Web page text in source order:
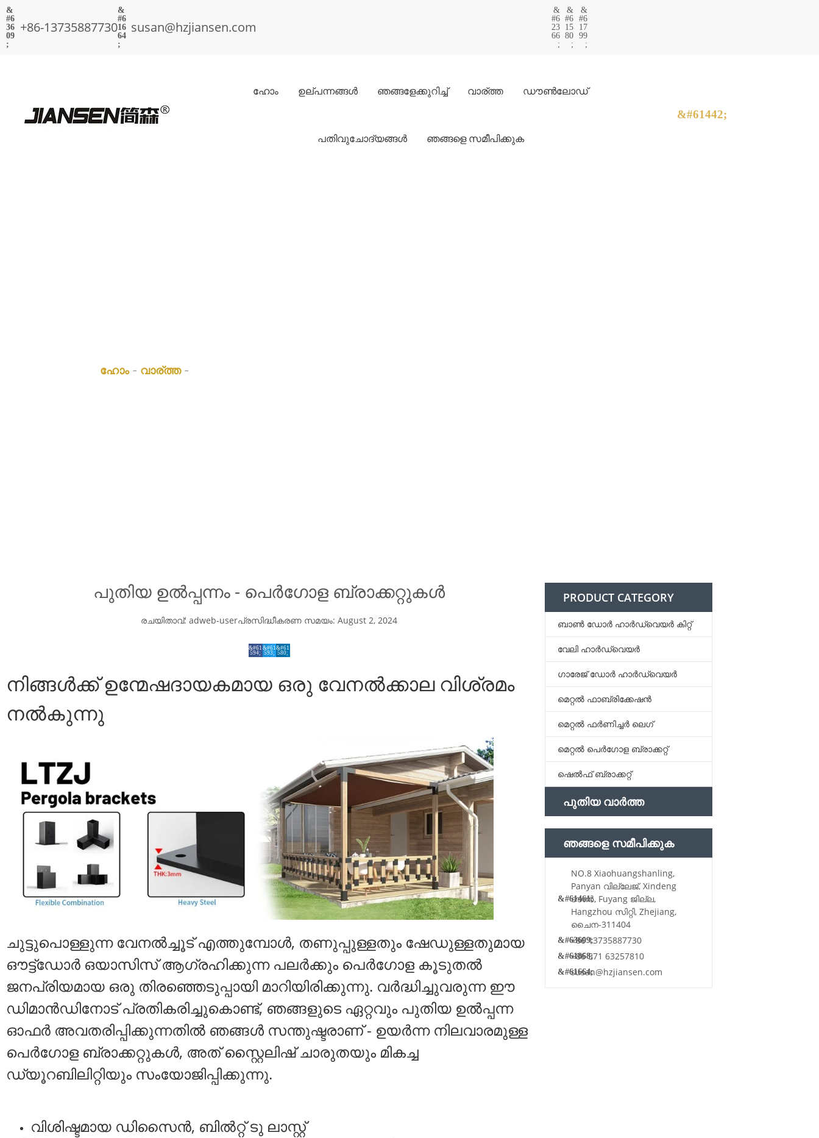
+86-13735887730 susan@hzjiansen.com
ഹോം ഉല്പന്നങ്ങൾ ഞങ്ങളേക്കുറിച്ച് വാര്ത്ത ഡൗൺലോഡ്
പതിവുചോദ്യങ്ങൾ ഞങ്ങളെ സമീപിക്കുക
ഹോം- വാര്ത്ത-
പുതിയ ഉൽപ്പന്നം - പെർഗോള ബ്രാക്കറ്റുകൾ
രചയിതാവ്: adweb-userപ്രസിദ്ധീകരണ സമയം: August 2, 2024
നിങ്ങൾക്ക് ഉന്മേഷദായകമായ ഒരു വേനൽക്കാല വിശ്രമം
നൽകുന്നു
ചുട്ടുപൊള്ളുന്ന വേനൽച്ചൂട് എത്തുമ്പോൾ, തണുപ്പുള്ളതും ഷേഡുള്ളതുമായ
ഔട്ട്ഡോർ ഒയാസിസ് ആഗ്രഹിക്കുന്ന പലർക്കും പെർഗോള കൂടുതൽ
ജനപ്രിയമായ ഒരു തിരഞ്ഞെടുപ്പായി മാറിയിരിക്കുന്നു. വർദ്ധിച്ചുവരുന്ന ഈ
ഡിമാൻഡിനോട് പ്രതികരിച്ചുകൊണ്ട്, ഞങ്ങളുടെ ഏറ്റവും പുതിയ ഉൽപ്പന്ന
ഓഫർ അവതരിപ്പിക്കുന്നതിൽ ഞങ്ങൾ സന്തുഷ്ടരാണ് - ഉയർന്ന നിലവാരമുള്ള
പെർഗോള ബ്രാക്കറ്റുകൾ, അത് സ്റ്റൈലിഷ് ചാരുതയും മികച്ച
ഡ്യൂറബിലിറ്റിയും സംയോജിപ്പിക്കുന്നു.
വിശിഷ്ടമായ ഡിസൈൻ, ബിൽറ്റ് ടു ലാസ്റ്റ്
PRODUCT CATEGORY
ബാൺ ഡോർ ഹാർഡ്‌വെയർ കിറ്റ്
വേലി ഹാർഡ്വെയർ
ഗാരേജ് ഡോർ ഹാർഡ്‌വെയർ
മെറ്റൽ ഫാബ്രിക്കേഷൻ
മെറ്റൽ ഫർണിച്ചർ ലെഗ്
മെറ്റൽ പെർഗോള ബ്രാക്കറ്റ്
ഷെൽഫ് ബ്രാക്കറ്റ്
പുതിയ വാർത്ത
ഞങ്ങളെ സമീപിക്കുക
NO.8 Xiaohuangshanling,
Panyan വില്ലേജ്, Xindeng
ടൗൺ, Fuyang ജില്ല,
Hangzhou സിറ്റി, Zhejiang,
ചൈന-311404
+86 13735887730
+86 571 63257810
susan@hzjiansen.com